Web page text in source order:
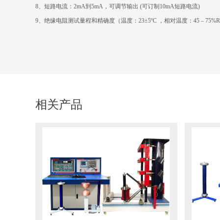
8、短路电流：2mA到5mA，可调节输出 (可订制10mA短路电流)
9、绝缘电阻测试量程和精确度（温度：23±5ºC ，相对温度：45 –
相关产品